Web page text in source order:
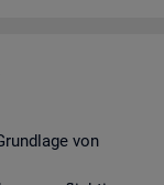
von